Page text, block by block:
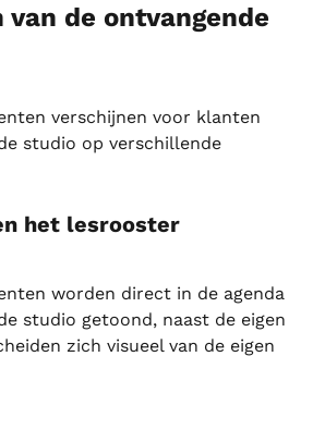
de ontvangende
verschijnen voor klanten
studio op verschillende
het lesrooster
worden direct in de agenda
studio getoond, naast de eigen
zich visueel van de eigen